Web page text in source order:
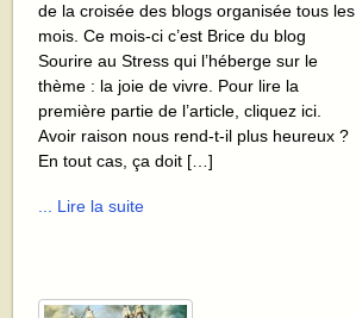
de la croisée des blogs organisée tous les
mois. Ce mois-ci c’est Brice du blog
Sourire au Stress qui l’héberge sur le
thème : la joie de vivre. Pour lire la
première partie de l’article, cliquez ici.
Avoir raison nous rend-t-il plus heureux ?
En tout cas, ça doit […]
... Lire la suite